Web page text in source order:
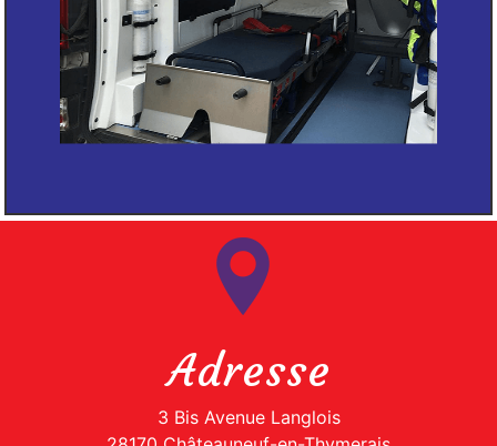
Adresse
3 Bis Avenue Langlois